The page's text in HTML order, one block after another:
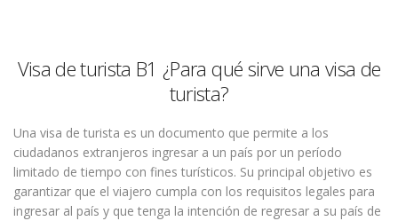
Visa de turista B1 ¿Para qué sirve una visa de
turista?
Una visa de turista es un documento que permite a los
ciudadanos extranjeros ingresar a un país por un período
limitado de tiempo con fines turísticos. Su principal objetivo es
garantizar que el viajero cumpla con los requisitos legales para
ingresar al país y que tenga la intención de regresar a su país de